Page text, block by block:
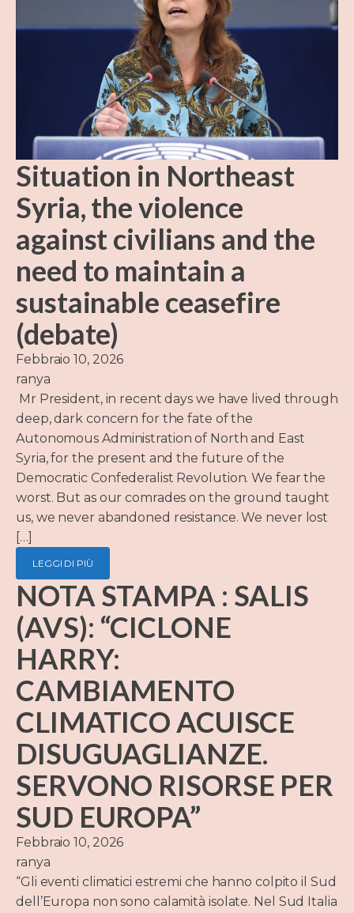
Situation in Northeast
Syria, the violence
against civilians and the
need to maintain a
sustainable ceasefire
(debate)
Febbraio 10, 2026
ranya
Mr President, in recent days we have lived through
deep, dark concern for the fate of the
Autonomous Administration of North and East
Syria, for the present and the future of the
Democratic Confederalist Revolution. We fear the
worst. But as our comrades on the ground taught
us, we never abandoned resistance. We never lost
[…]
LEGGI DI PIÙ
NOTA STAMPA : SALIS
(AVS): “CICLONE
HARRY:
CAMBIAMENTO
CLIMATICO ACUISCE
DISUGUAGLIANZE.
SERVONO RISORSE PER
SUD EUROPA”
Febbraio 10, 2026
ranya
“Gli eventi climatici estremi che hanno colpito il Sud
dell’Europa non sono calamità isolate. Nel Sud Italia